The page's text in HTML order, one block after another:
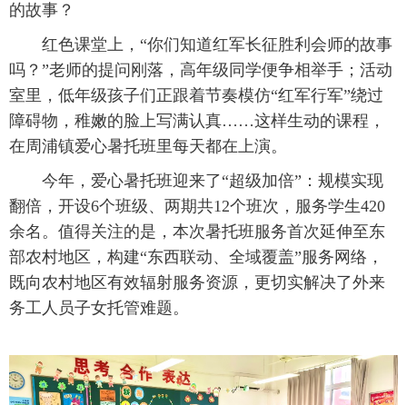
的故事？
红色课堂上，“你们知道红军长征胜利会师的故事
吗？”老师的提问刚落，高年级同学便争相举手；活动
室里，低年级孩子们正跟着节奏模仿“红军行军”绕过
障碍物，稚嫩的脸上写满认真……这样生动的课程，
在周浦镇爱心暑托班里每天都在上演。
今年，爱心暑托班迎来了“超级加倍”：规模实现
翻倍，开设6个班级、两期共12个班次，服务学生420
余名。值得关注的是，本次暑托班服务首次延伸至东
部农村地区，构建“东西联动、全域覆盖”服务网络，
既向农村地区有效辐射服务资源，更切实解决了外来
务工人员子女托管难题。